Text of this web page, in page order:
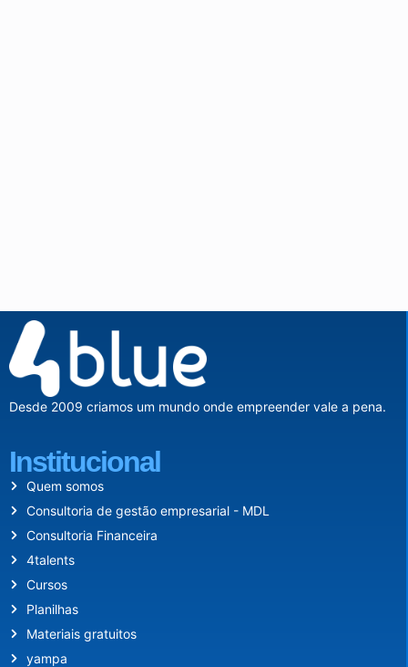
Desde 2009 criamos um mundo onde empreender vale a pena.
Institucional
Quem somos
Consultoria de gestão empresarial - MDL
Consultoria Financeira
4talents
Cursos
Planilhas
Materiais gratuitos
yampa